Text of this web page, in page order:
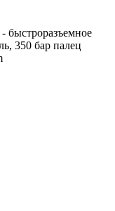
быстроразъемное
350 бар палец